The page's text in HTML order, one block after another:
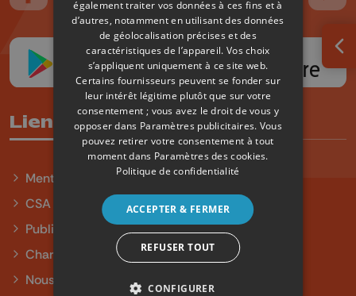
Liens utiles
Mentions légales
CSA
Publicité
Charte sur l'égalité et la diversité
Nous contacter
également traiter vos données à ces fins et à
d’autres, notamment en utilisant des données
de géolocalisation précises et des
caractéristiques de l’appareil. Vos choix
s’appliquent uniquement à ce site web.
Certains fournisseurs peuvent se fonder sur
leur intérêt légitime plutôt que sur votre
consentement ; vous avez le droit de vous y
opposer dans Paramètres publicitaires. Vous
pouvez retirer votre consentement à tout
moment dans Paramètres des cookies.
Politique de confidentialité
ACCEPTER & FERMER
REFUSER TOUT
CONFIGURER